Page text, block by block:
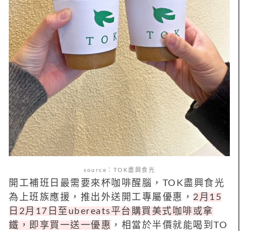
source： TOK 盡興食光
開工補班日最需要來杯咖啡醒腦， TOK盡興食光
為上班族應援，推出外送開工專屬優惠， 2 月 15
日 2 月 17 日至 ubereats平台購買美式咖啡或拿
鐵，即享買一送一優惠 ，相當於半價就能喝到 TO